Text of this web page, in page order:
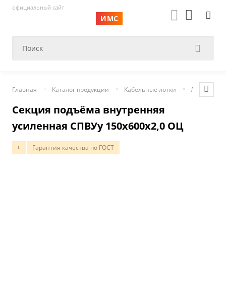
официальный сайт
ИМС
Главная Каталог продукции Кабельные лотки Лотки
Секция подъёма внутренняя
усиленная СПВУу 150х600х2,0 ОЦ
i Гарантия качества по ГОСТ